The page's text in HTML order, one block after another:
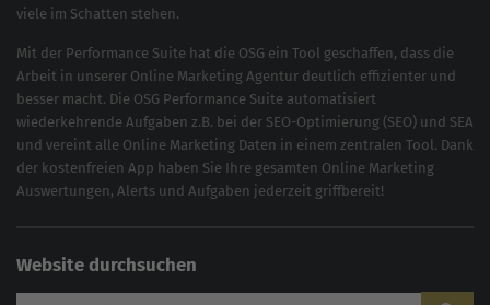
viele im Schatten stehen.
Mit der Performance Suite hat die OSG ein Tool geschaffen, dass die
Arbeit in unserer Online Marketing Agentur deutlich effizienter und
besser macht. Die OSG Performance Suite automatisiert
wiederkehrende Aufgaben z.B. bei der SEO-Optimierung (SEO) und SEA
und vereint alle Online Marketing Daten in einem zentralen Tool. Dank
der kostenfreien App haben Sie Ihre gesamten Online Marketing
Auswertungen, Alerts und Aufgaben jederzeit griffbereit!
Website durchsuchen